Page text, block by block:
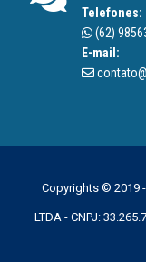
Telefones:
(62)
E-mail:
Copyrights © 2019 -
LTDA - CNPJ: